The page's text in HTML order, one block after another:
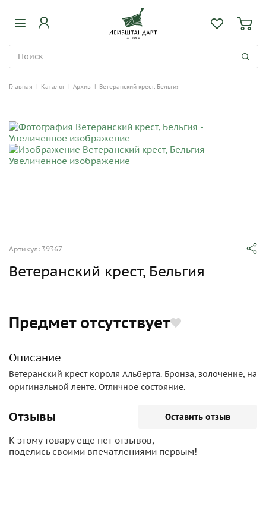
Главная | Каталог | Архив | Ветеранский крест, Бельгия
Артикул: 39367
Ветеранский крест, Бельгия
Предмет отсутствует
Описание
Ветеранский крест короля Альберта. Бронза, золочение, на
оригинальной ленте. Отличное состояние.
Отзывы Оставить отзыв
К этому товару еще нет отзывов,
поделись своими впечатлениями первым!